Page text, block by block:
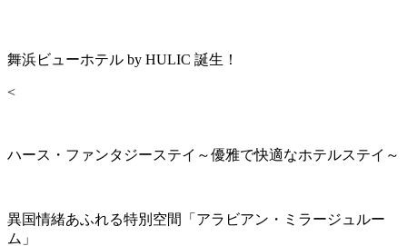
舞浜ビューホテル by HULIC 誕生！
<
ハース・ファンタジーステイ～優雅で快適なホテルステイ～
異国情緒あふれる特別空間「アラビアン・ミラージュルー
ム」